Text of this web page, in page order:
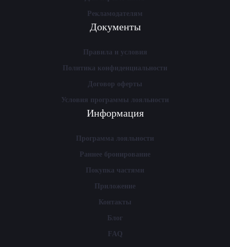
Рекламодателям
Документы
Правила и условия
Политика конфиденциальности
Договор оферты
Условия программы лояльности
Информация
Программа лояльности
Раннее бронирование
Покупка частями
Приложение
Контакты
Блог
FAQ